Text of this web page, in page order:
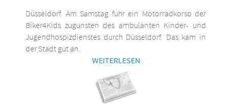
Düsseldorf. Am Samstag fuhr ein Motorradkorso der
Biker4Kids zugunsten des ambulanten Kinder- und
Jugendhospizdienstes durch Düsseldorf. Das kam in
der Stadt gut an.
WEITERLESEN